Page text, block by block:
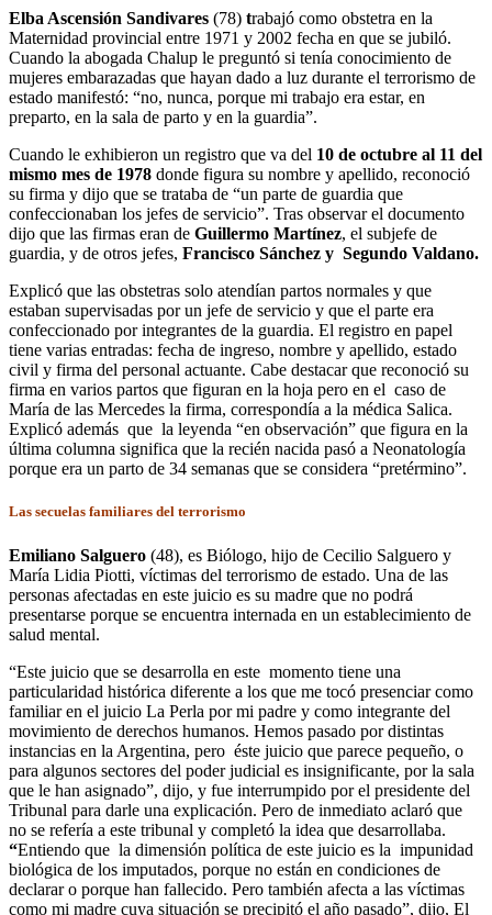
Elba Ascensión Sandivares (78) trabajó como obstetra en la
Maternidad provincial entre 1971 y 2002 fecha en que se jubiló.
Cuando la abogada Chalup le preguntó si tenía conocimiento de
mujeres embarazadas que hayan dado a luz durante el terrorismo de
estado manifestó: “no, nunca, porque mi trabajo era estar, en
preparto, en la sala de parto y en la guardia”.
Cuando le exhibieron un registro que va del 10 de octubre al 11 del
mismo mes de 1978 donde figura su nombre y apellido, reconoció
su firma y dijo que se trataba de “un parte de guardia que
confeccionaban los jefes de servicio”. Tras observar el documento
dijo que las firmas eran de Guillermo Martínez, el subjefe de
guardia, y de otros jefes, Francisco Sánchez y Segundo Valdano.
Explicó que las obstetras solo atendían partos normales y que
estaban supervisadas por un jefe de servicio y que el parte era
confeccionado por integrantes de la guardia. El registro en papel
tiene varias entradas: fecha de ingreso, nombre y apellido, estado
civil y firma del personal actuante. Cabe destacar que reconoció su
firma en varios partos que figuran en la hoja pero en el caso de
María de las Mercedes la firma, correspondía a la médica Salica.
Explicó además que la leyenda “en observación” que figura en la
última columna significa que la recién nacida pasó a Neonatología
porque era un parto de 34 semanas que se considera “pretérmino”.
Las secuelas familiares del terrorismo
Emiliano Salguero (48), es Biólogo, hijo de Cecilio Salguero y
María Lidia Piotti, víctimas del terrorismo de estado. Una de las
personas afectadas en este juicio es su madre que no podrá
presentarse porque se encuentra internada en un establecimiento de
salud mental.
“Este juicio que se desarrolla en este momento tiene una
particularidad histórica diferente a los que me tocó presenciar como
familiar en el juicio La Perla por mi padre y como integrante del
movimiento de derechos humanos. Hemos pasado por distintas
instancias en la Argentina, pero éste juicio que parece pequeño, o
para algunos sectores del poder judicial es insignificante, por la sala
que le han asignado”, dijo, y fue interrumpido por el presidente del
Tribunal para darle una explicación. Pero de inmediato aclaró que
no se refería a este tribunal y completó la idea que desarrollaba.
“Entiendo que la dimensión política de este juicio es la impunidad
biológica de los imputados, porque no están en condiciones de
declarar o porque han fallecido. Pero también afecta a las víctimas
como mi madre cuya situación se precipitó el año pasado”, dijo, El